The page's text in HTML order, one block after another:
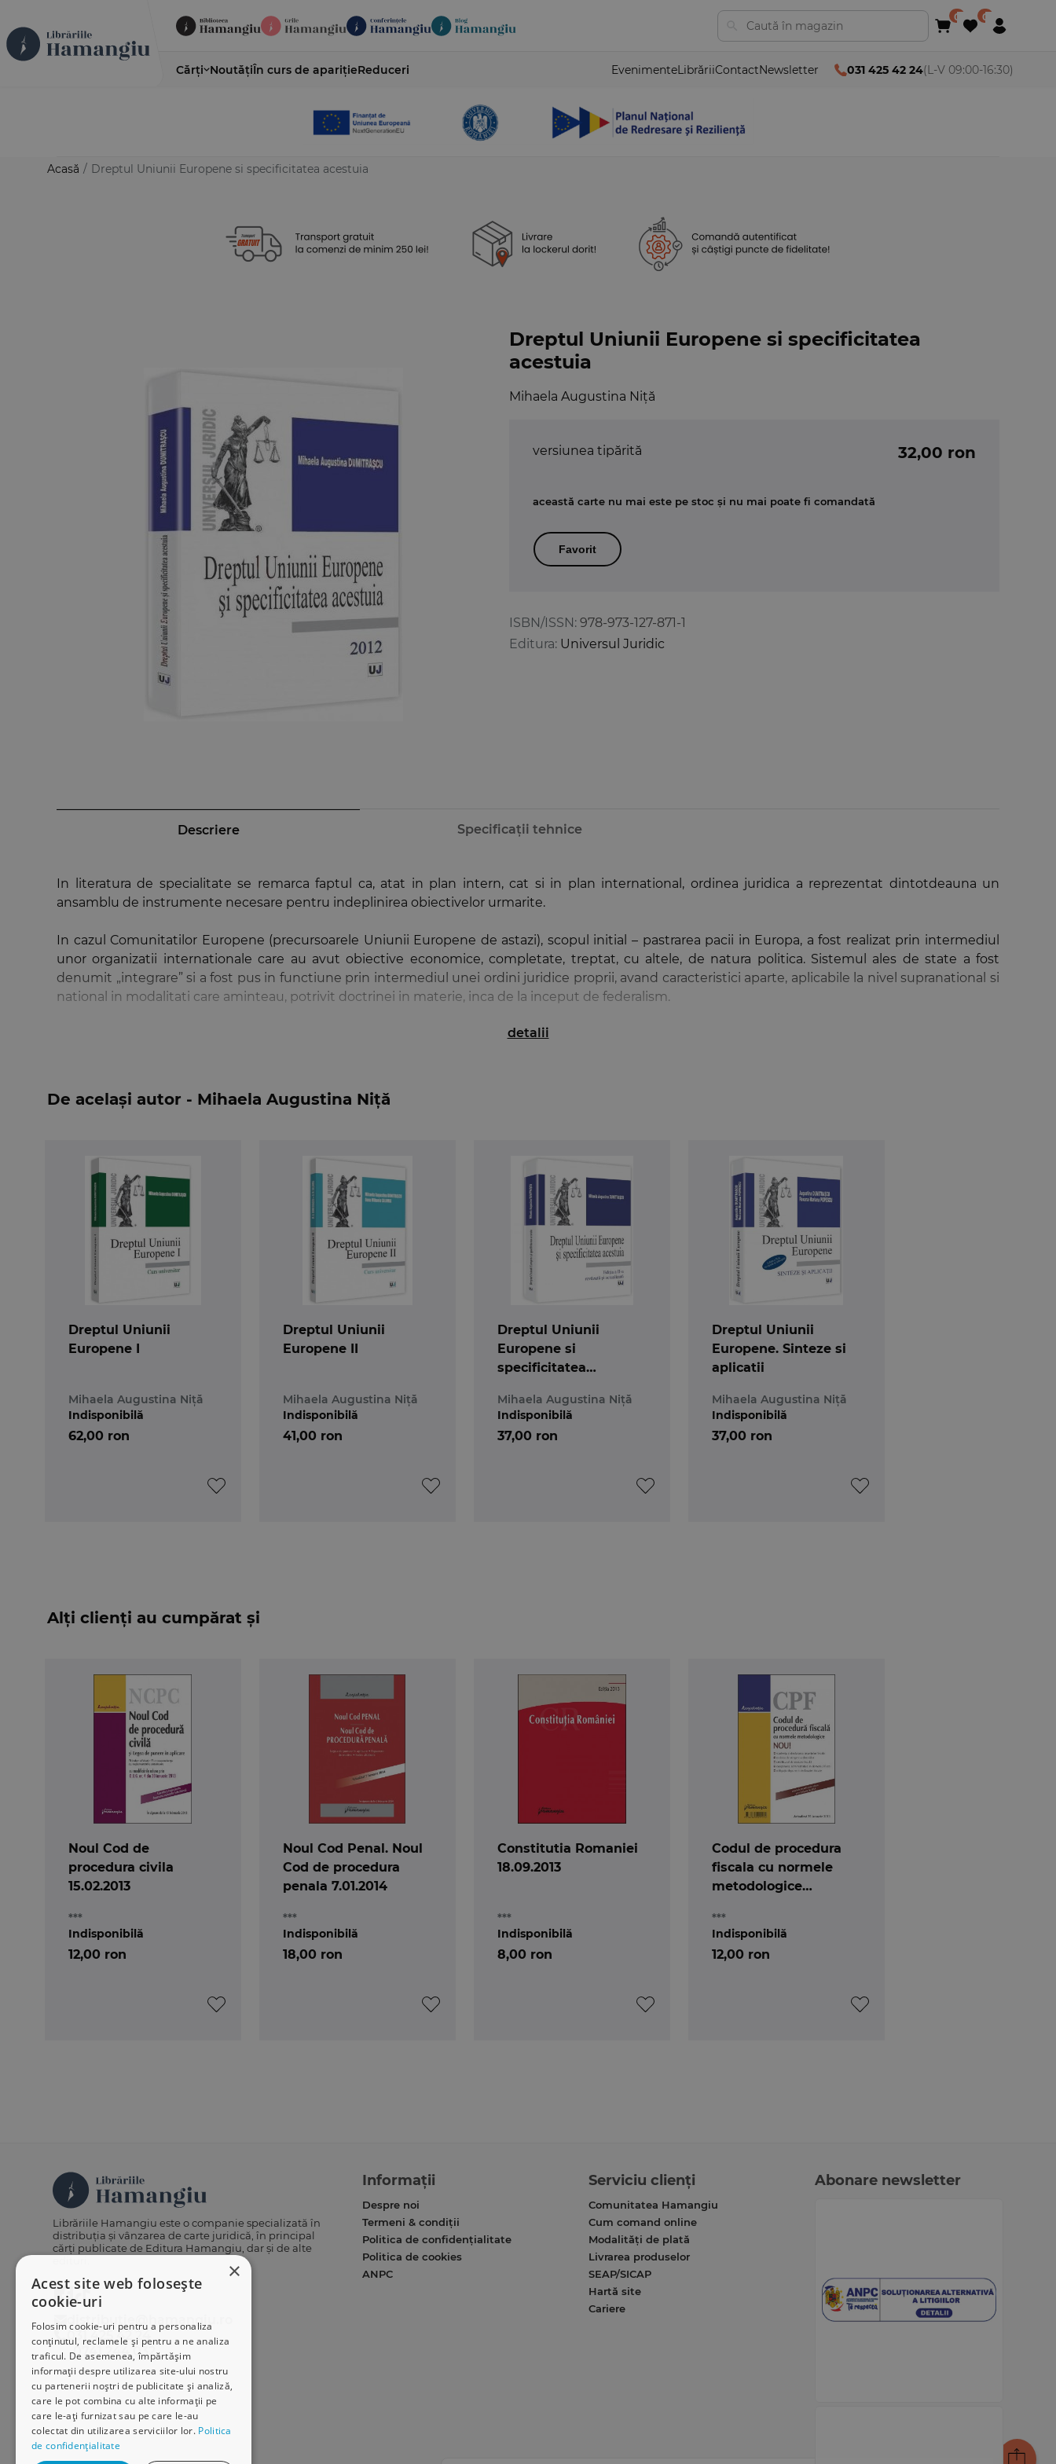
Cărți NoutățiÎn curs de aparițieReduceri EvenimenteLibrăriiContactNewsletter 031 425 42 24(L-V 09:00-16:30)
Acasă / Dreptul Uniunii Europene si specificitatea acestuia
Dreptul Uniunii Europene si specificitatea
acestuia
Mihaela Augustina Niță
ISBN/ISSN: 978-973-127-871-1
Editura: Universul Juridic
versiunea tipărită 32,00 ron
această carte nu mai este pe stoc și nu mai poate fi comandată
Favorit
Descriere Specificații tehnice
In literatura de specialitate se remarca faptul ca, atat in plan intern, cat si in plan international, ordinea juridica a reprezentat dintotdeauna un
ansamblu de instrumente necesare pentru indeplinirea obiectivelor urmarite.
In cazul Comunitatilor Europene (precursoarele Uniunii Europene de astazi), scopul initial – pastrarea pacii in Europa, a fost realizat prin intermediul
unor organizatii internationale care au avut obiective economice, completate, treptat, cu altele, de natura politica. Sistemul ales de state a fost
denumit „integrare” si a fost pus in functiune prin intermediul unei ordini juridice proprii, avand caracteristici aparte, aplicabile la nivel supranational si
national in modalitati care aminteau, potrivit doctrinei in materie, inca de la inceput de federalism.
In acest context, consideram reprezentative, pentru ceea ce este Uniunea Europeana astazi si pentru ceea ce isi doreste sa fie in viitor, cuvintele lui
Europa nu inseamna numai Bruxelles sau Strasbourg. (…) La urma urmei, suntem cu totii solidari: institutiile europene, statele membre, regiunile.
detalii
De același autor - Mihaela Augustina Niță
Dreptul Uniunii
Europene I
Mihaela Augustina Niță
62,00 ron
Indisponibilă
Dreptul Uniunii
Europene II
Mihaela Augustina Niță
41,00 ron
Indisponibilă
Dreptul Uniunii
Europene si
specificitatea
Mihaela Augustina Niță
37,00 ron
Indisponibilă
Dreptul Uniunii
Europene. Sinteze si
aplicatii
Mihaela Augustina Niță
37,00 ron
Indisponibilă
Alți clienți au cumpărat și
Noul Cod de
procedura civila
15.02.2013
***
12,00 ron
Indisponibilă
Noul Cod Penal. Noul
Cod de procedura
penala 7.01.2014
***
18,00 ron
Indisponibilă
Constitutia Romaniei
18.09.2013
***
8,00 ron
Indisponibilă
Codul de procedura
fiscala cu normele
metodologice
***
12,00 ron
Indisponibilă
×
Acest site web folosește
cookie-uri
Folosim cookie-uri pentru a personaliza
conținutul, reclamele și pentru a ne analiza
traficul. De asemenea, împărtășim
informații despre utilizarea site-ului nostru
cu partenerii noștri de publicitate și analiză,
care le pot combina cu alte informații pe
care le-ați furnizat sau pe care le-au
colectat din utilizarea serviciilor lor. Politica
de confidențialitate
Librăriile Hamangiu este o companie specializată în
distribuția și vânzarea de carte juridică, în principal
cărți publicate de Editura Hamangiu, dar și de alte
distributie@hamangiu.ro
031 425 42 24
0741 244 032
Informații
Despre noi
Termeni & condiții
Politica de confidențialitate
Politica de cookies
ANPC
Serviciu clienți
Comunitatea Hamangiu
Cum comand online
Modalități de plată
Livrarea produselor
SEAP/SICAP
Hartă site
Cariere
Abonare newsletter